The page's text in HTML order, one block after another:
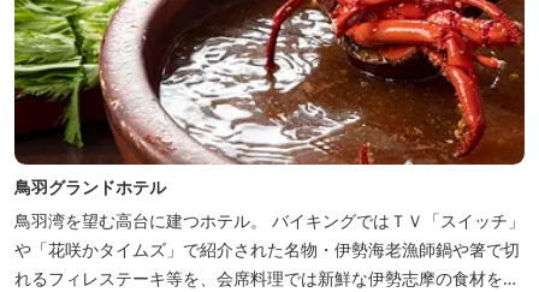
鳥羽グランドホテル
鳥羽湾を望む高台に建つホテル。 バイキングではＴＶ「スイッチ」
や「花咲かタイムズ」で紹介された名物・伊勢海老漁師鍋や箸で切
れるフィレステーキ等を、会席料理では新鮮な伊勢志摩の食材をお